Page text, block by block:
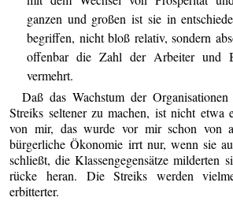
ganzen und großen ist sie in
begriffen, nicht bloß relativ, sondern
offenbar die Zahl der Arbeiter und
vermehrt.
Daß das Wachstum der
Streiks seltener zu machen, ist nicht etwa
von mir, das wurde vor mir schon von
bürgerliche Ökonomie irrt nur, wenn sie
schließt, die Klassengegensätze milderten
rücke heran. Die Streiks werden
erbitterter.